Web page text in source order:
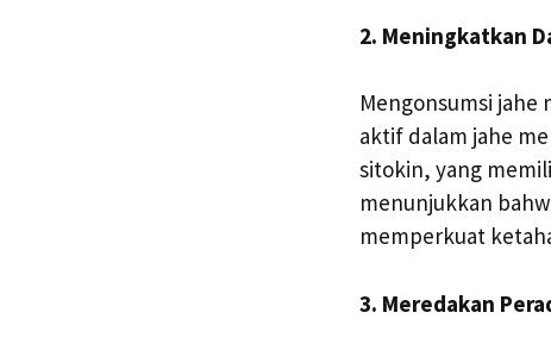
2. Meningkatkan
Mengonsumsi
aktif dalam jahe
sitokin, yang
menunjukkan
memperkuat
3. Meredakan